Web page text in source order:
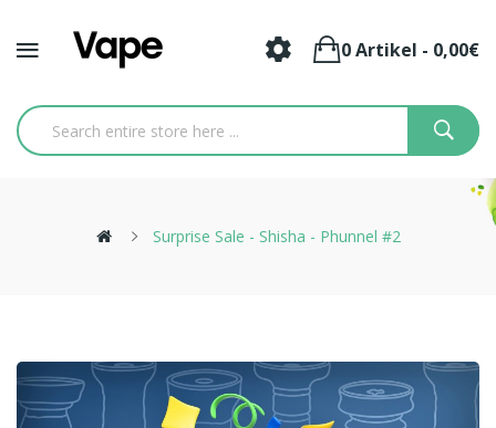
0 Artikel - 0,00€
Surprise Sale - Shisha - Phunnel #2